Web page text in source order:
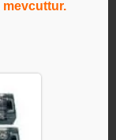
mevcuttur.